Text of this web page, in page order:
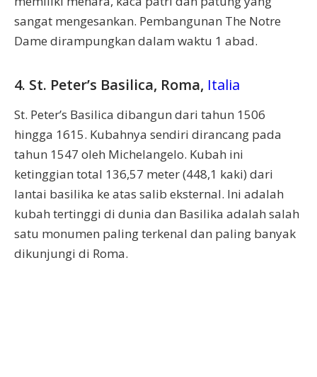
sangat mengesankan. Pembangunan The Notre
Dame dirampungkan dalam waktu 1 abad.
4. St. Peter’s Basilica, Roma, Italia
St. Peter’s Basilica dibangun dari tahun 1506
hingga 1615. Kubahnya sendiri dirancang pada
tahun 1547 oleh Michelangelo. Kubah ini
ketinggian total 136,57 meter (448,1 kaki) dari
lantai basilika ke atas salib eksternal. Ini adalah
kubah tertinggi di dunia dan Basilika adalah salah
satu monumen paling terkenal dan paling banyak
dikunjungi di Roma.